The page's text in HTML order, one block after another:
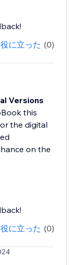
役に立った (0)
Versions
this
the digital
on the
役に立った (0)